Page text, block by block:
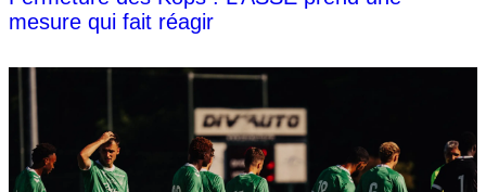
mesure qui fait réagir